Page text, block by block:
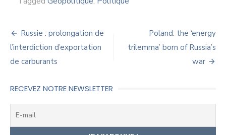
Navigation
de
l’article
Russie : prolongation de
l’interdiction d’exportation
de carburants
Poland: the ‘energy
trilemma’ born of Russia’s
war
RECEVEZ NOTRE NEWSLETTER